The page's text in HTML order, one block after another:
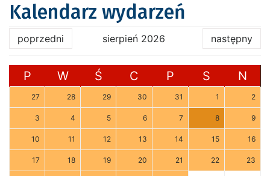
Kalendarz wydarzeń
poprzedni sierpień 2026 następny
P W Ś C P S N
27 28 29 30 31 1 2
3 4 5 6 7 8 9
10 11 12 13 14 15 16
17 18 19 20 21 22 23